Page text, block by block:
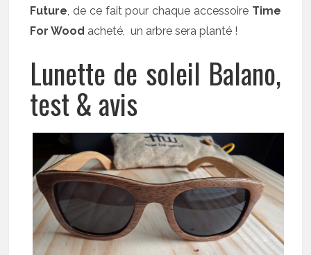
Future, de ce fait pour chaque accessoire Time
For Wood acheté, un arbre sera planté !
Lunette de soleil Balano,
test & avis